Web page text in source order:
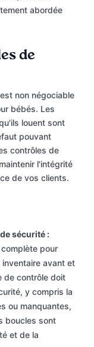
abordée
de
non négociable
bébés. Les
louent sont
pouvant
contrôles de
l'intégrité
de vos clients.
sécurité :
pour
avant et
de contrôle doit
y compris la
ou manquantes,
boucles sont
et de la